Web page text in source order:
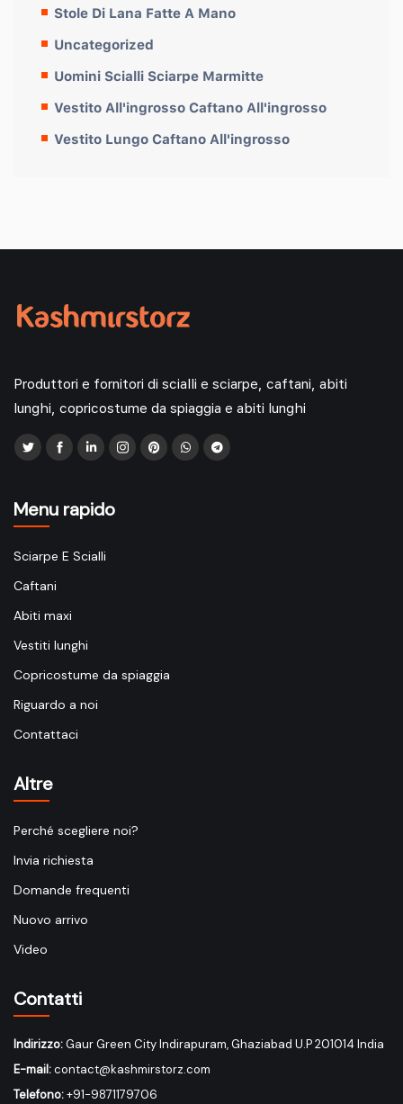
Stole Di Lana Fatte A Mano
Uncategorized
Uomini Scialli Sciarpe Marmitte
Vestito All'ingrosso Caftano All'ingrosso
Vestito Lungo Caftano All'ingrosso
Produttori e fornitori di scialli e sciarpe, caftani, abiti
lunghi, copricostume da spiaggia e abiti lunghi
Menu rapido
Sciarpe E Scialli
Caftani
Abiti maxi
Vestiti lunghi
Copricostume da spiaggia
Riguardo a noi
Contattaci
Altre
Perché scegliere noi?
Invia richiesta
Domande frequenti
Nuovo arrivo
Video
Contatti
Indirizzo:Gaur Green City Indirapuram, Ghaziabad U.P 201014 India
E-mail:contact@kashmirstorz.com
Telefono:+91-9871179706